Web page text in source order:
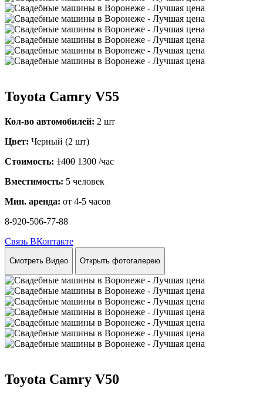
Toyota Camry V55
Кол-во автомобилей: 2 шт
Цвет: Черный (2 шт)
Стоимость: 1400 1300 /час
Вместимость: 5 человек
Мин. аренда: от 4-5 часов
8-920-506-77-88
Связь ВКонтакте
Смотреть Видео Открыть фотогалерею
Toyota Camry V50